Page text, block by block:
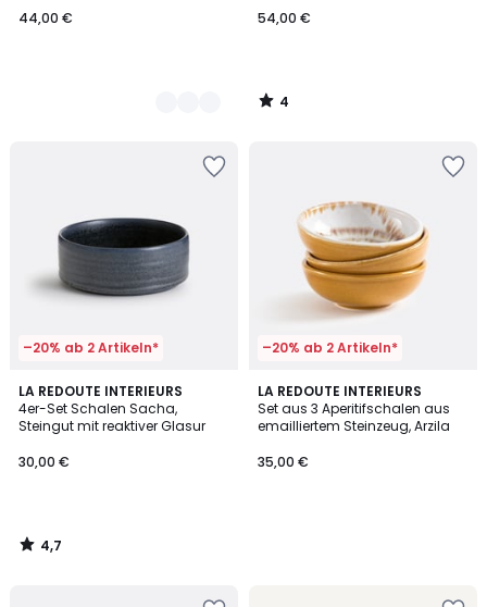
44,00 €
54,00 €
4
/
–20% ab 2 Artikeln*
LA REDOUTE INTERIEURS
4er-Set Schalen Sacha,
Steingut mit reaktiver Glasur
30,00 €
4,7
/ 5
4,7
/
–20% ab 2 Artikeln*
LA REDOUTE INTERIEURS
Set aus 3 Aperitifschalen aus
emailliertem Steinzeug, Arzila
35,00 €